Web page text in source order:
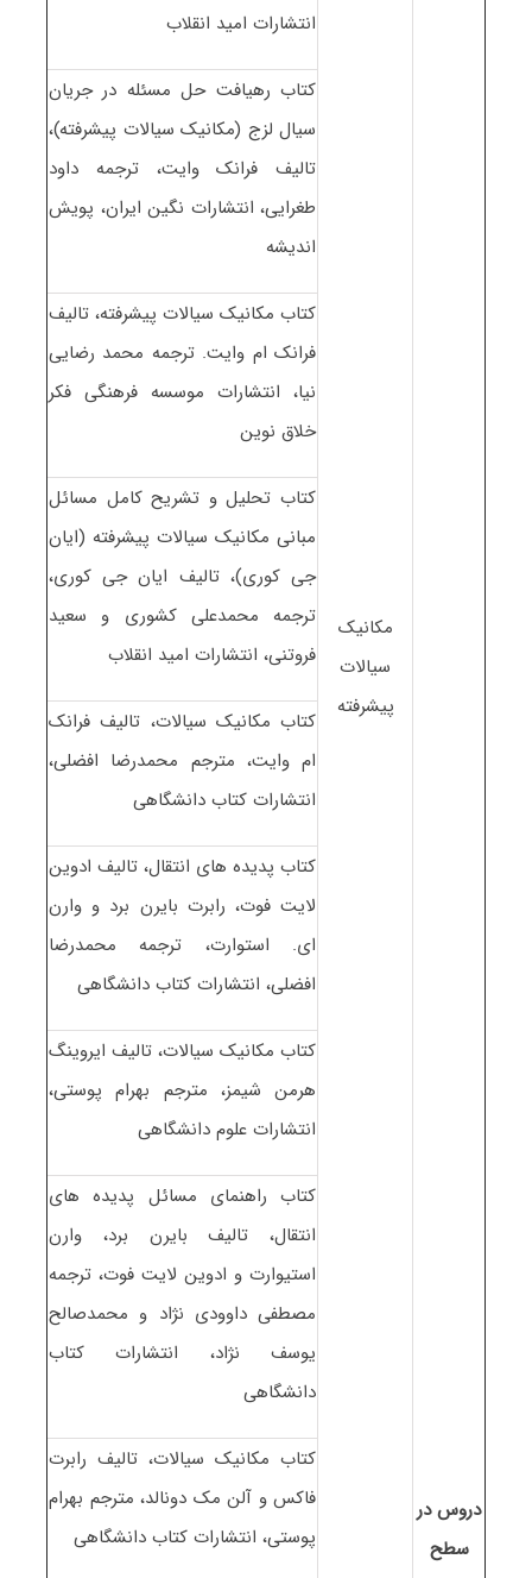
دروس در
سطح
مکانیک
سیالات
پیشرفته
انتشارات امید انقلاب
کتاب رهیافت حل مسئله در جریان
سیال لزج (مکانیک سیالات پیشرفته)،
تالیف فرانک وایت، ترجمه داود
طغرایی، انتشارات نگین ایران، پویش
اندیشه
کتاب مکانیک سیالات پیشرفته، تالیف
فرانک ام وایت. ترجمه محمد رضایی
نیا، انتشارات موسسه فرهنگی فکر
خلاق نوین
کتاب تحلیل و تشریح کامل مسائل
مبانی مکانیک سیالات پیشرفته (ایان
جی کوری)، تالیف ایان جی کوری،
ترجمه محمدعلی کشوری و سعید
فروتنی، انتشارات امید انقلاب
کتاب مکانیک سیالات، تالیف فرانک
ام وایت، مترجم محمدرضا افضلی،
انتشارات کتاب دانشگاهی
کتاب پدیده های انتقال، تالیف ادوین
لایت فوت، رابرت بایرن برد و وارن
ای. استوارت، ترجمه محمدرضا
افضلی، انتشارات کتاب دانشگاهی
کتاب مکانیک سیالات، تالیف ایروینگ
هرمن شیمز، مترجم بهرام پوستی،
انتشارات علوم دانشگاهی
کتاب راهنمای مسائل پدیده های
انتقال، تالیف بایرن برد، وارن
استیوارت و ادوین لایت فوت، ترجمه
مصطفی داوودی نژاد و محمدصالح
یوسف نژاد، انتشارات کتاب
دانشگاهی
کتاب مکانیک سیالات، تالیف رابرت
فاکس و آلن مک دونالد، مترجم بهرام
پوستی، انتشارات کتاب دانشگاهی